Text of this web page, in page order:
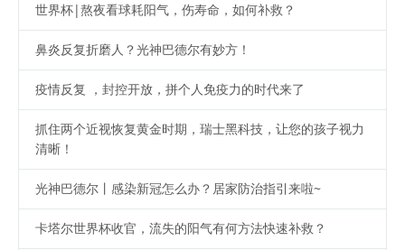
世界杯|熬夜看球耗阳气，伤寿命，如何补救？
鼻炎反复折磨人？光神巴德尔有妙方！
疫情反复 ，封控开放，拼个人免疫力的时代来了
抓住两个近视恢复黄金时期，瑞士黑科技，让您的孩子视力
清晰！
光神巴德尔丨感染新冠怎么办？居家防治指引来啦~
卡塔尔世界杯收官，流失的阳气有何方法快速补救？